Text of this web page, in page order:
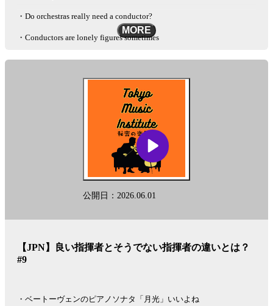
・Do orchestras really need a conductor?
・Conductors are lonely figures sometimes
Mail :info@tokyomusiclab.com
https://www.instagram.com/tokyomusicinstitute
This podcast is automatically converted into English using the AI-based
other-language conversion tool "Lingueene! "Please note that there may
be some differences in translation, such as proper nouns.
for privacy information.
MORE
公開日：2026.06.01
【JPN】良い指揮者とそうでない指揮者の違いとは？
#9
・ベートーヴェンのピアノソナタ「月光」いいよね